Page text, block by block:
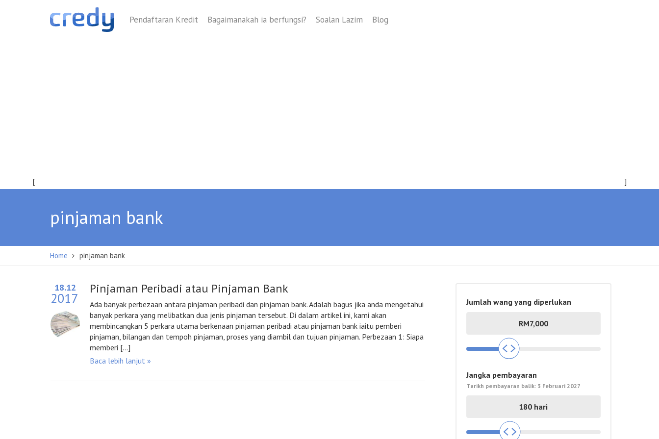
Pendaftaran Kredit Bagaimanakah ia berfungsi? Soalan Lazim Blog
pinjaman bank
Home pinjaman bank
18.12
2017
Pinjaman Peribadi atau Pinjaman Bank
Ada banyak perbezaan antara pinjaman peribadi dan pinjaman bank. Adalah bagus jika anda mengetahui
banyak perkara yang melibatkan dua jenis pinjaman tersebut. Di dalam artikel ini, kami akan
membincangkan 5 perkara utama berkenaan pinjaman peribadi atau pinjaman bank iaitu pemberi
pinjaman, bilangan dan tempoh pinjaman, proses yang diambil dan tujuan pinjaman. Perbezaan 1: Siapa
memberi […]
Baca lebih lanjut »
Jumlah wang yang diperlukan
Jangka pembayaran
Tarikh pembayaran balik: 3 Februari 2027